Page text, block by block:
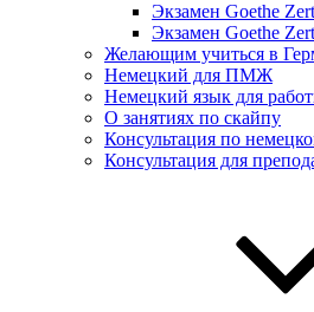
Экзамен Goethe
Экзамен Goethe
Желающим учиться в
Немецкий для ПМЖ
Немецкий язык для
О занятиях по скайпу
Консультация по
Консультация для